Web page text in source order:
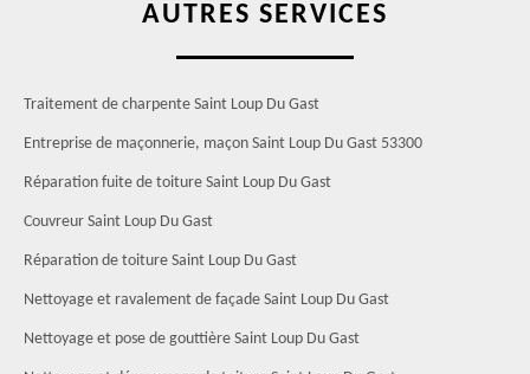
AUTRES SERVICES
Traitement de charpente Saint Loup Du Gast
Entreprise de maçonnerie, maçon Saint Loup Du Gast 53300
Réparation fuite de toiture Saint Loup Du Gast
Couvreur Saint Loup Du Gast
Réparation de toiture Saint Loup Du Gast
Nettoyage et ravalement de façade Saint Loup Du Gast
Nettoyage et pose de gouttière Saint Loup Du Gast